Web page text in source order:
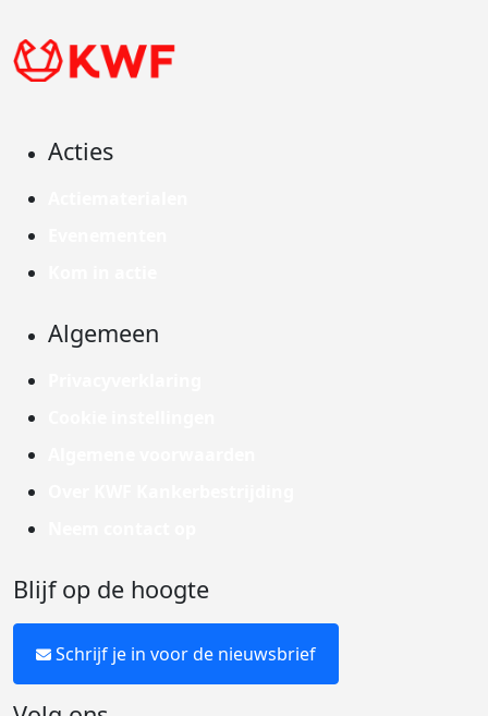
Acties
Algemeen
Blijf op de hoogte
Schrijf je in voor de nieuwsbrief